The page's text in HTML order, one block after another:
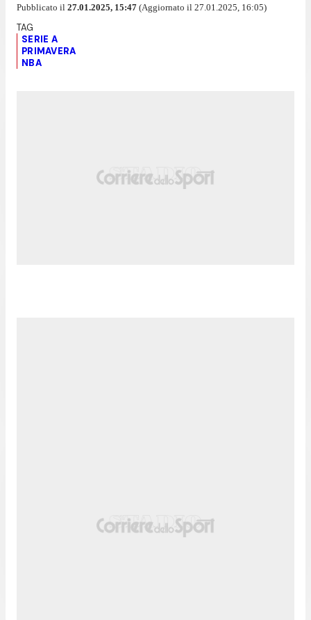
Pubblicato il 27.01.2025, 15:47 (Aggiornato il 27.01.2025, 16:05)
SERIE A
PRIMAVERA
NBA